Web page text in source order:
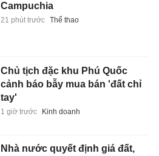
Campuchia
21 phút trước Thể thao
Chủ tịch đặc khu Phú Quốc
cảnh báo bẫy mua bán 'đất chỉ
tay'
1 giờ trước Kinh doanh
Nhà nước quyết định giá đất,